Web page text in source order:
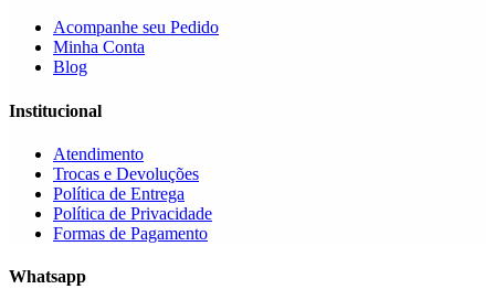
Acompanhe seu Pedido
Minha Conta
Blog
Institucional
Atendimento
Trocas e Devoluções
Política de Entrega
Política de Privacidade
Formas de Pagamento
Whatsapp